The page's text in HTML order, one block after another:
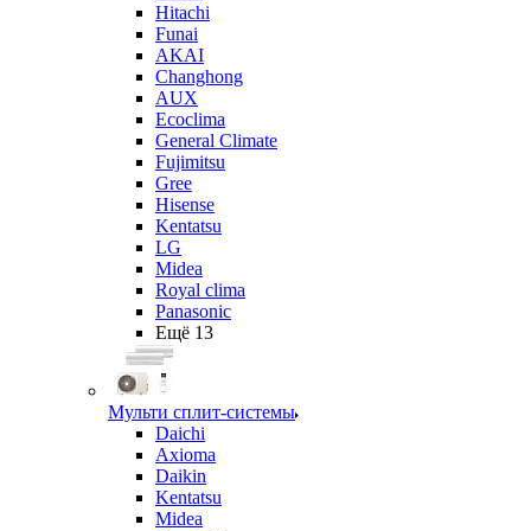
Hitachi
Funai
AKAI
Changhong
AUX
Ecoclima
General Climate
Fujimitsu
Gree
Hisense
Kentatsu
LG
Midea
Royal clima
Panasonic
Ещё 13
Мульти сплит-системы
Daichi
Axioma
Daikin
Kentatsu
Midea